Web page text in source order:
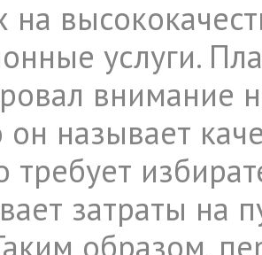
на
услуги.
внимание
он называет
требует
затраты на
образом,